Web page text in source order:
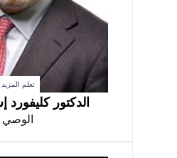
تعلم المزيد
الدكتور
الوصي